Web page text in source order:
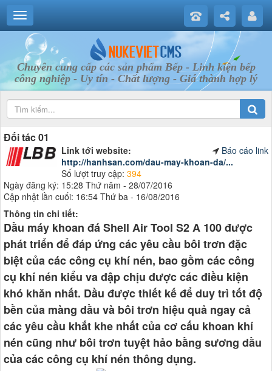
Chuyên cung cấp các sản phẩm Bếp - Linh kiện bếp
công nghiệp - Uy tín - Chất lượng - Giá thành hợp lý
Đối tác 01
Báo cáo link
Link tới website:
http://hanhsan.com/dau-may-khoan-da/...
Số lượt truy cập: 394
Ngày đăng ký: 15:28 Thứ năm - 28/07/2016
Cập nhật lần cuối: 16:54 Thứ ba - 16/08/2016
Thông tin chi tiết:
Dầu máy khoan đá Shell Air Tool S2 A 100được
phát triển để đáp ứng các yêu cầu bôi trơn đặc
biệt của các công cụ khí nén, bao gồm các công
cụ khí nén kiểu va đập chịu được các điều kiện
khó khăn nhất. Dầu được thiết kế để duy trì tốt độ
bền của màng dầu và bôi trơn hiệu quả ngay cả
các yêu cầu khắt khe nhất của cơ cấu khoan khí
nén cũng như bôi trơn tuyệt hảo bằng sương dầu
của các công cụ khí nén thông dụng.